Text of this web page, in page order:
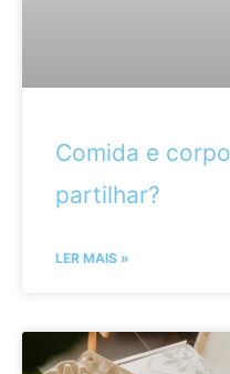
Comida e
partilhar?
LER MAIS »